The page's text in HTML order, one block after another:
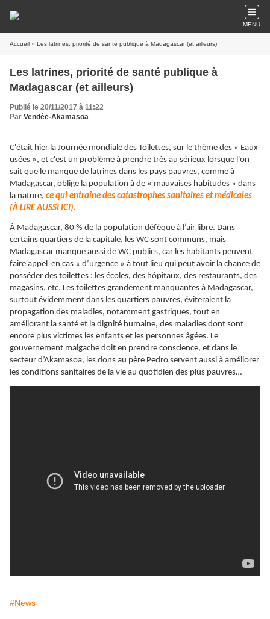
MENU
Accueil » Les latrines, priorité de santé publique à Madagascar (et ailleurs)
Les latrines, priorité de santé publique à
Madagascar (et ailleurs)
Publié le 20/11/2017 à 11:22
Par Vendée-Akamasoa
C'était hier la Journée mondiale des Toilettes, sur le thème des « Eaux
usées », et c'est un problème à prendre très au sérieux lorsque l'on
sait que le manque de latrines dans les pays pauvres, comme à
Madagascar, oblige la population à de « mauvaises habitudes » dans
la nature, ce qui entraîne des catastrophes sanitaires et médicales
(À LIRE AUSSI ICI).
À Madagascar, 80 % de la population défèque à l’air libre. Dans
certains quartiers de la capitale, les WC sont communs, mais
Madagascar manque aussi de WC publics, car les habitants peuvent
faire appel en cas « d’urgence » à tout lieu qui peut avoir la chance de
posséder des toilettes : les écoles, des hôpitaux, des restaurants, des
magasins, etc. Les toilettes grandement manquantes à Madagascar,
surtout évidemment dans les quartiers pauvres, éviteraient la
propagation des maladies, notamment gastriques, tout en
améliorant la santé et la dignité humaine, des maladies dont sont
encore plus victimes les enfants et les personnes âgées. Le
gouvernement malgache doit en prendre conscience, et dans le
secteur d’Akamasoa, les dons au père Pedro servent aussi à améliorer
les conditions sanitaires de la vie au quotidien des plus pauvres…
#News